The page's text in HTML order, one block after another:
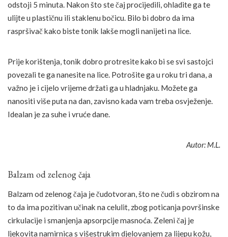
odstoji 5 minuta. Nakon što ste čaj procijedili, ohladite ga te
ulijte u plastičnu ili staklenu bočicu. Bilo bi dobro da ima
raspršivač kako biste tonik lakše mogli nanijeti na lice.
Prije korištenja, tonik dobro protresite kako bi se svi sastojci
povezali te ga nanesite na lice. Potrošite ga u roku tri dana, a
važno je i cijelo vrijeme držati ga u hladnjaku. Možete ga
nanositi više puta na dan, zavisno kada vam treba osvježenje.
Idealan je za suhe i vruće dane.
Autor: M.L.
Balzam od zelenog čaja
Balzam od zelenog čaja je čudotvoran, što ne čudi s obzirom na
to da ima pozitivan učinak na celulit, zbog poticanja površinske
cirkulacije i smanjenja apsorpcije masnoća. Zeleni čaj je
ljekovita namirnica s višestrukim djelovanjem za lijepu kožu,